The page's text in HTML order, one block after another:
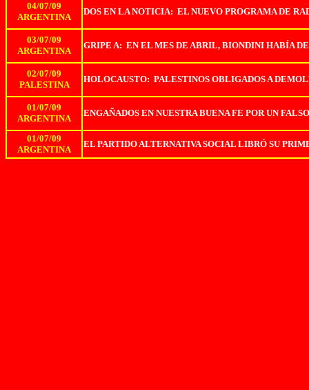
04/07/09
ARGENTINA
DOS EN LA NOTICIA: EL NUEVO PROGRAMA DE
03/07/09
ARGENTINA
GRIPE A: EN EL MES DE ABRIL, BIONDINI HABÍA
02/07/09
PALESTINA
HOLOCAUSTO: PALESTINOS OBLIGADOS A
01/07/09
ARGENTINA
ENGAÑADOS EN NUESTRA BUENA FE POR UN
01/07/09
ARGENTINA
EL PARTIDO ALTERNATIVA SOCIAL LIBRÓ SU